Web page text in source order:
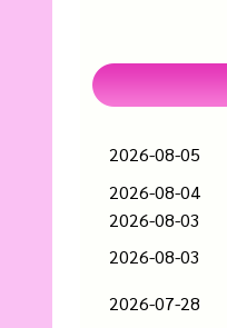
2026-08-05
2026-08-04
2026-08-03
2026-08-03
2026-07-28